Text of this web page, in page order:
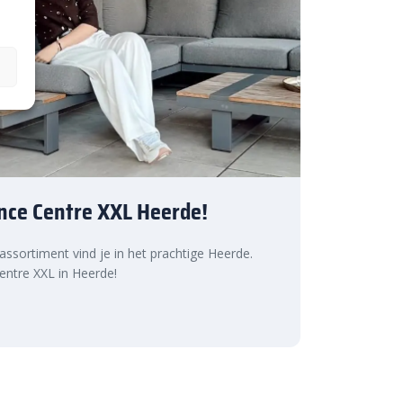
Centre XXL Heerde!
vind je in het prachtige Heerde.
XXL in Heerde!